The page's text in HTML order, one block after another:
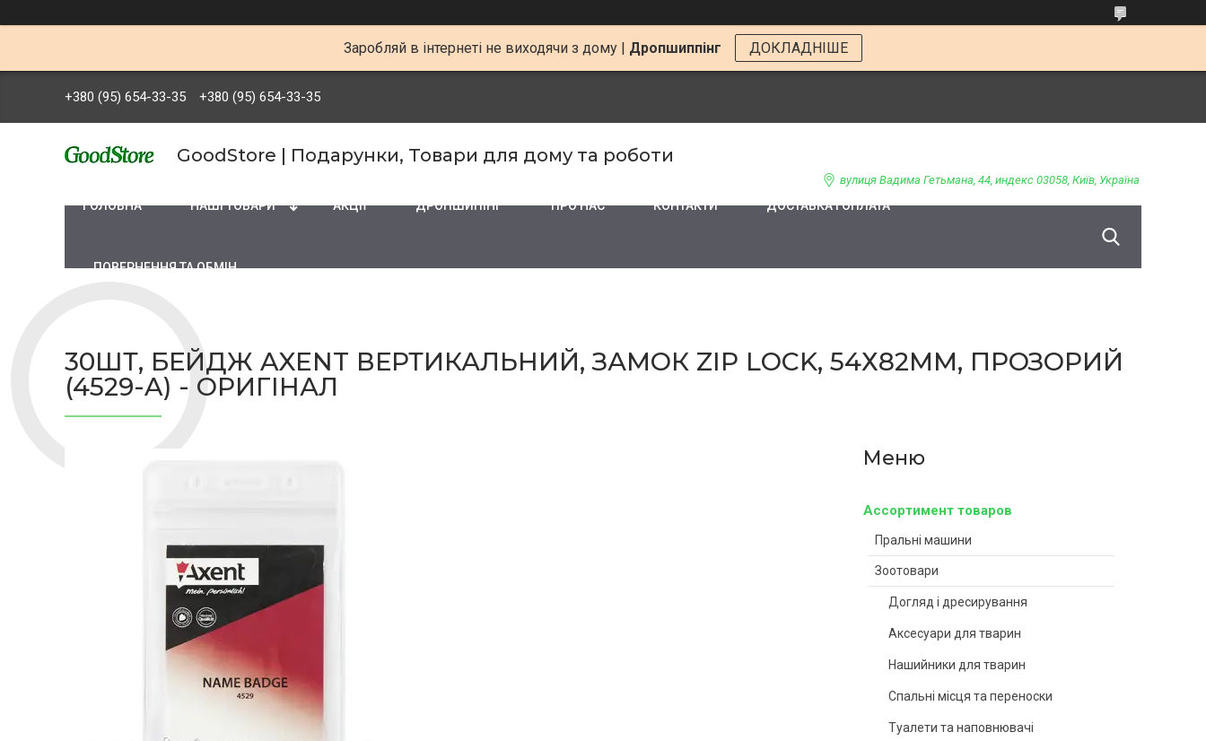
Заробляй в інтернеті не виходячи з дому | Дропшиппінг ДОКЛАДНІШЕ
+380 (95) 654-33-35 +380 (95) 654-33-35
GoodStore | Подарунки, Товари для дому та роботи
вулиця Вадима Гетьмана, 44, индекс 03058, Київ, Україна
ГОЛОВНА НАШІ ТОВАРИ АКЦІЇ ДРОПШИПІНГ ПРО НАС КОНТАКТИ ДОСТАВКА І ОПЛАТА
ПОВЕРНЕННЯ ТА ОБМІН
30ШТ, БЕЙДЖ AXENT ВЕРТИКАЛЬНИЙ, ЗАМОК ZIP LOCK, 54Х82ММ, ПРОЗОРИЙ
(4529-A) - ОРИГІНАЛ
Ассортимент товаров
Пральні машини
Зоотовари
Догляд і дресирування
Аксесуари для тварин
Нашийники для тварин
Спальні місця та переноски
Туалети та наповнювачі